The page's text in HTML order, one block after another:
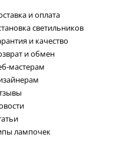
и оплата
светильников
и качество
и обмен
мастерам
лампочек